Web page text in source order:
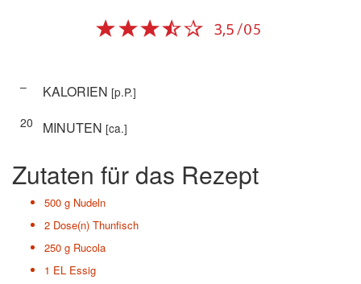
– KALORIEN [p.P.]
20
MINUTEN [ca.]
Zutaten für das Rezept
500 g Nudeln
2 Dose(n) Thunfisch
250 g Rucola
1 EL Essig